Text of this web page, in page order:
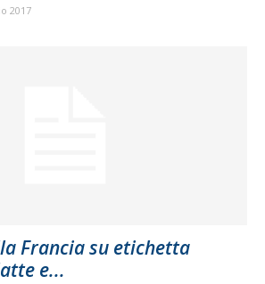
2017
Francia su etichetta
e...